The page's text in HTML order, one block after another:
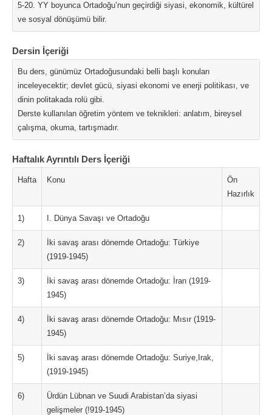
5-20. YY boyunca Ortadoğu’nun geçirdiği siyasi, ekonomik, kültürel
ve sosyal dönüşümü bilir.
Dersin İçeriği
Bu ders, günümüz Ortadoğusundaki belli başlı konuları
inceleyecektir; devlet gücü, siyasi ekonomi ve enerji politikası, ve
dinin politakada rolü gibi.
Derste kullanılan öğretim yöntem ve teknikleri: anlatım, bireysel
çalışma, okuma, tartışmadır.
Haftalık Ayrıntılı Ders İçeriği
Hafta Konu
Ön
Hazırlık
1) I. Dünya Savaşı ve Ortadoğu
2)
İki savaş arası dönemde Ortadoğu: Türkiye
(1919-1945)
3)
İki savaş arası dönemde Ortadoğu: İran (1919-
1945)
4)
İki savaş arası dönemde Ortadoğu: Mısır (1919-
1945)
5)
İki savaş arası dönemde Ortadoğu: Suriye,Irak,
(1919-1945)
6)
Ürdün Lübnan ve Suudi Arabistan’da siyasi
gelişmeler (!919-1945)